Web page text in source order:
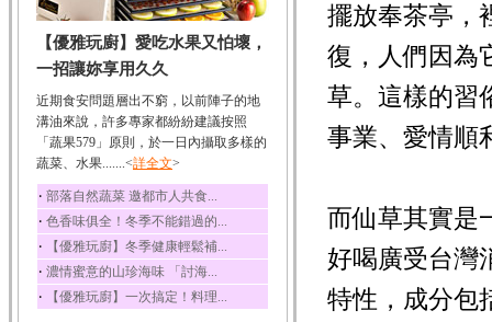
韭菜
韭菜所含的膳食纖維能
幫助消化與通便；揮...
冬瓜
冬瓜營養價值高，鈉含
量極低是水腫病人的...
豆豉
豆豉裡頭含有營養的蛋
白質、脂肪、鈣、磷...
榛果
榛果裡所含的營養素有
蛋白質、脂肪、醣類...
迷迭香
【優雅玩廚】愛吃水果又怕壞，
一招讓妳享用久久
近期食安問題層出不窮，以前陣子的地
溝油來說，許多專家都紛紛建議按照
「蔬果579」原則，於一日內攝取多樣的
蔬菜、水果.......<詳全文>
‧ 部落自然蔬菜 邀都市人共食...
‧ 色香味俱全！冬季不能錯過的...
‧ 【優雅玩廚】冬季健康輕鬆補...
‧ 濃情蜜意的山珍海味 「討海...
‧ 【優雅玩廚】一次搞定！料理...
擺放奉茶亭，
復，人們因為
草。這樣的習
事業、愛情順
而仙草其實是
好喝廣受台灣
特性，成分包